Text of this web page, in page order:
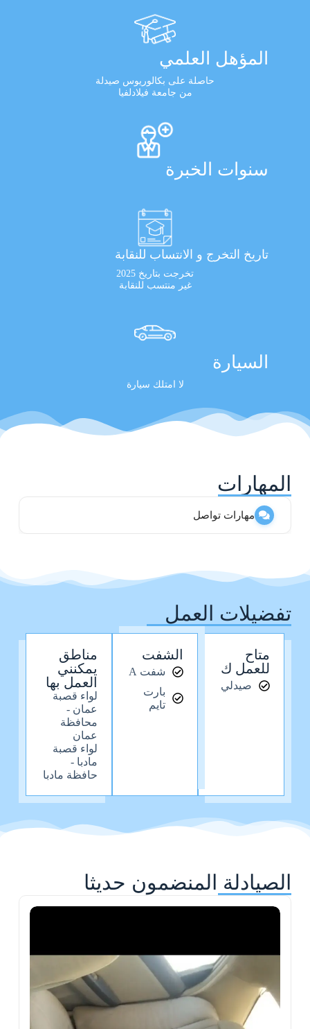
المؤهل العلمي
حاصلة على بكالوريوس صيدلة
من جامعة فيلادلفيا
سنوات الخبرة
تاريخ التخرج و الانتساب للنقابة
تخرجت بتاريخ 2025
غير منتسب للنقابة
السيارة
لا امتلك سيارة
المهارات
مهارات تواصل
تفضيلات العمل
متاح
للعمل ك
صيدلي
الشفت
شفت A
بارت
تايم
مناطق
يمكنني
العمل بها
لواء قصبة
عمان -
محافظة
عمان
لواء قصبة
مادبا -
حافظة مادبا
الصيادلة المنضمون حديثا